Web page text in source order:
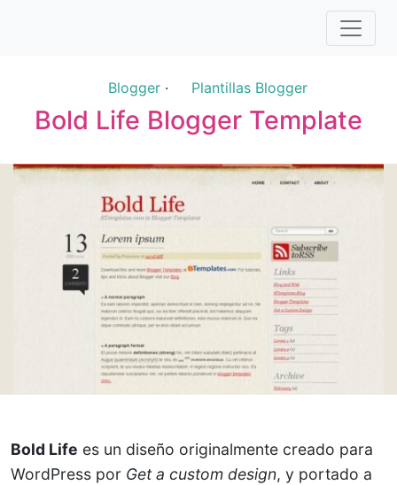
Blogger · Plantillas Blogger
Bold Life Blogger Template
Bold Life es un diseño originalmente creado para
WordPress por Get a custom design, y portado a